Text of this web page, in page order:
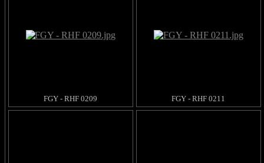
FGY - RHF 0209 FGY - RHF 0211